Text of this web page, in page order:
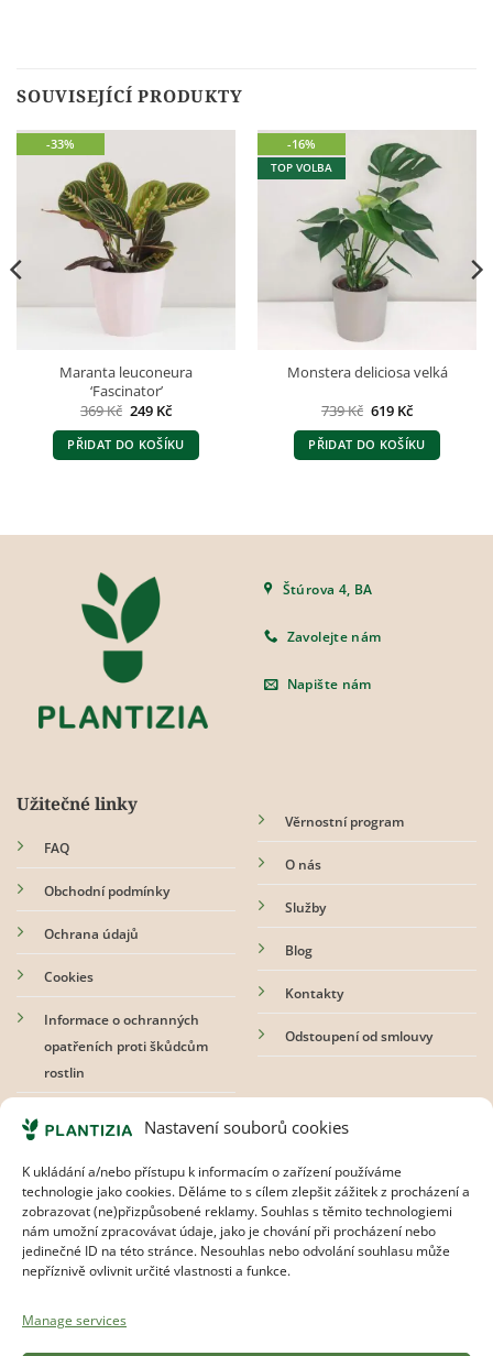
Nastavení souborů cookies
K ukládání a/nebo přístupu k informacím o zařízení používáme
technologie jako cookies. Děláme to s cílem zlepšit zážitek z procházení a
zobrazovat (ne)přizpůsobené reklamy. Souhlas s těmito technologiemi
nám umožní zpracovávat údaje, jako je chování při procházení nebo
jedinečné ID na této stránce. Nesouhlas nebo odvolání souhlasu může
nepříznivě ovlivnit určité vlastnosti a funkce.
Manage services
SOUVISEJÍCÍ PRODUKTY
-33%
Maranta leuconeura
‘Fascinator’
369Kč Původní
byla:
369 Kč.
249 KčAktuální
je:
249 Kč.
PŘIDAT DO KOŠÍKU
-16%
TOP VOLBA
Monstera deliciosa velká
739Kč Původní
byla:
739 Kč.
619 KčAktuální
je:
619 Kč.
PŘIDAT DO KOŠÍKU
Štúrova 4, BA
Zavolejte nám
Napište nám
Užitečné linky
FAQ
Obchodní podmínky
Ochrana údajů
Cookies
Informace o ochranných
opatřeních proti škůdcům
rostlin
Věrnostní program
O nás
Služby
Blog
Kontakty
Odstoupení od smlouvy
Přihlaste se k odběru newsletteru
Souhlasím spravidly ochrany osobních údajů.